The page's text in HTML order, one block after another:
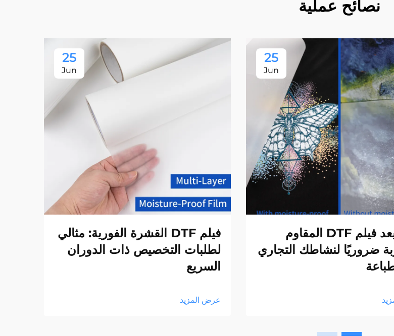
نصائح عملية
25
Jun
لماذا يعد فيلم DTF المقاوم
ضروريًا لنشاطك التجاري
25
Jun
فيلم DTF القشرة الفورية: مثالي
لطلبات التخصيص ذات الدوران
السريع
عرض المزيد